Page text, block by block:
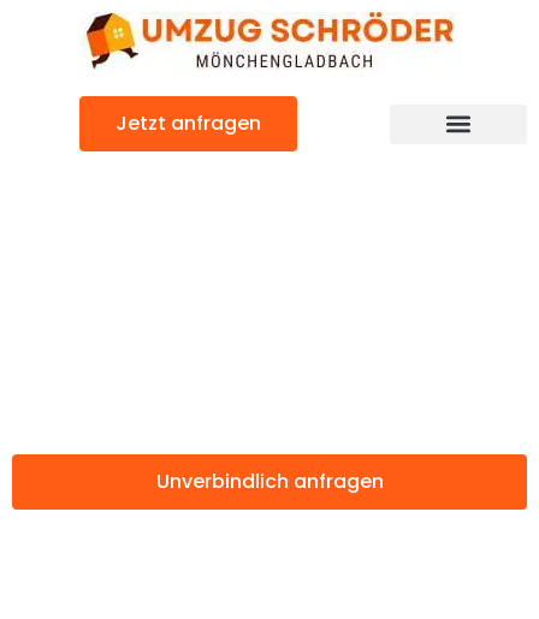
Jetzt anfragen
Unverbindlich anfragen